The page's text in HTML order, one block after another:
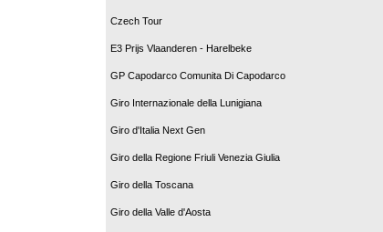
Czech Tour
E3 Prijs Vlaanderen - Harelbeke
GP Capodarco Comunita Di Capodarco
Giro Internazionale della Lunigiana
Giro d'Italia Next Gen
Giro della Regione Friuli Venezia Giulia
Giro della Toscana
Giro della Valle d'Aosta